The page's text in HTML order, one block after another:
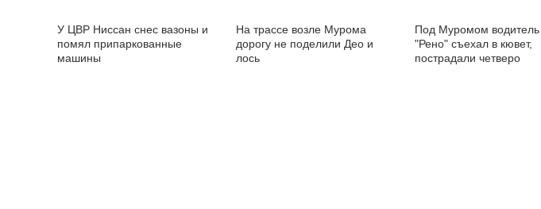
У ЦВР Ниссан снес вазоны и
помял припаркованные
машины
На трассе возле Мурома
дорогу не поделили Део и
лось
Под Муромом водитель
"Рено" съехал в кювет,
пострадали четверо